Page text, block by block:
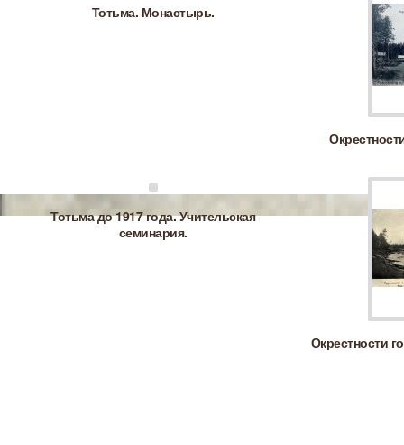
Тотьма. Монастырь.
Тотьма до 1917 года. Учительская
семинария.
Окрестности